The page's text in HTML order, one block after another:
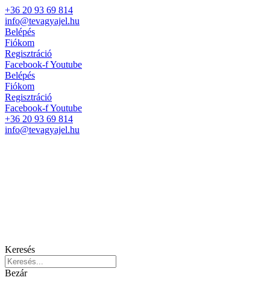
+36 20 93 69 814
info@tevagyajel.hu
Belépés
Fiókom
Regisztráció
Facebook-fYoutube
Belépés
Fiókom
Regisztráció
Facebook-fYoutube
+36 20 93 69 814
info@tevagyajel.hu
Keresés
Bezár